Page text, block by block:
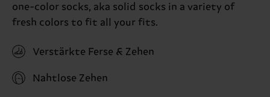
one-color socks, aka solid socks in a variety of
fresh colors to fit all your fits.
Verstärkte Ferse & Zehen
Nahtlose Zehen